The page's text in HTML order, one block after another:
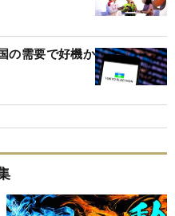
の需要で好機か